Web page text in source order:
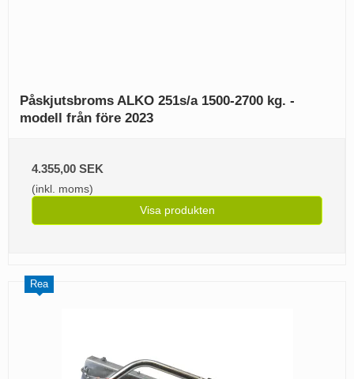
Påskjutsbroms ALKO 251s/a 1500-2700 kg. -
modell från före 2023
4.355,00 SEK
(inkl. moms)
Visa produkten
Rea